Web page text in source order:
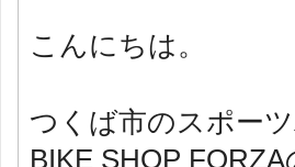
こんにちは。
つくば市のスポー
BIKE SHOP